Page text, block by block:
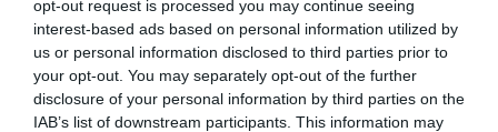
opt-out request is processed you may continue seeing
interest-based ads based on personal information utilized by
us or personal information disclosed to third parties prior to
your opt-out. You may separately opt-out of the further
disclosure of your personal information by third parties on the
IAB’s list of downstream participants. This information may
atplhkta commenté l'article :
Contrôles aux frontières entre l’Espagne et l’Italie : des
arrivées plus longues, des correspondances à risque